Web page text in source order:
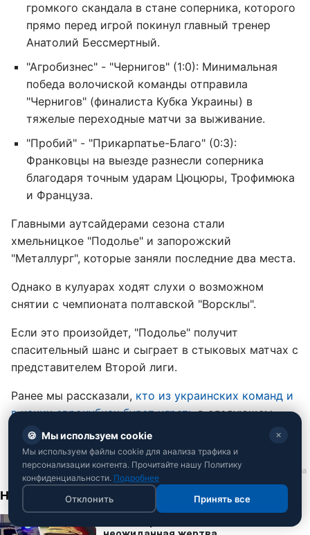
громкого скандала в стане соперника, которого
прямо перед игрой покинул главный тренер
Анатолий Бессмертный.
"Агробизнес" - "Чернигов" (1:0): Минимальная
победа волочиской команды отправила
"Чернигов" (финалиста Кубка Украины) в
тяжелые переходные матчи за выживание.
"Пробий" - "Прикарпатье-Благо" (0:3):
Франковцы на выезде разнесли соперника
благодаря точным ударам Цюцюры, Трофимюка
и Француза.
Главными аутсайдерами сезона стали
хмельницкое "Подолье" и запорожский
"Металлург", которые заняли последние два места.
Однако в кулуарах ходят слухи о возможном
снятии с чемпионата полтавской "Ворсклы".
Если это произойдет, "Подолье" получит
спасительный шанс и сыграет в стыковых матчах с
представителем Второй лиги.
Ранее мы рассказали, кто из украинских команд и
в каких еврокубках будет игратьв следующем
сезоне.
🍪 Мы используем cookie ✕
Мы используем файлы cookie для анализа трафика и
персонализации контента. Прочитайте нашу Политику
конфиденциальности. Подробнее
Отклонить Принять все